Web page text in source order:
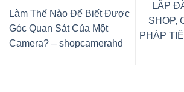
Làm Thế Nào Để Biết Được
Góc Quan Sát Của Một
Camera? – shopcamerahd
LẮP
SHOP,
PHÁP